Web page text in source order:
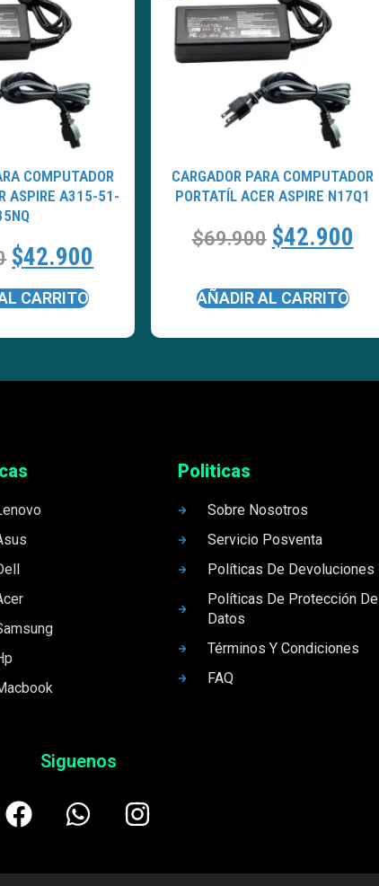
COMPUTADOR
ASPIRE A315-51-
$42.900
CARRITO
CARGADOR PARA COMPUTADOR
PORTATÍL ACER ASPIRE N17Q1
$69.900 $42.900
AÑADIR AL CARRITO
Politicas
Sobre Nosotros
Servicio Posventa
Políticas De Devoluciones
Políticas De Protección De
Datos
Términos Y Condiciones
FAQ
Siguenos